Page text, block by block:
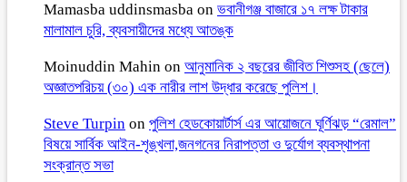
Mamasba uddinsmasba on ভবানীগঞ্জ বাজারে ১৭ লক্ষ টাকার
মালামাল চুরি, ব্যবসায়ীদের মধ্যে আতঙ্ক
Moinuddin Mahin on আনুমানিক ২ বছরের জীবিত শিশুসহ (ছেলে)
অজ্ঞাতপরিচয় (৩০) এক নারীর লাশ উদ্ধার করেছে পুলিশ।
Steve Turpin on পুলিশ হেডকোয়ার্টার্স এর আয়োজনে ঘূর্ণিঝড় “রেমাল”
বিষয়ে সার্বিক আইন-শৃঙ্খলা,জনগনের নিরাপত্তা ও দুর্যোগ ব্যবস্থাপনা
সংক্রান্ত সভা